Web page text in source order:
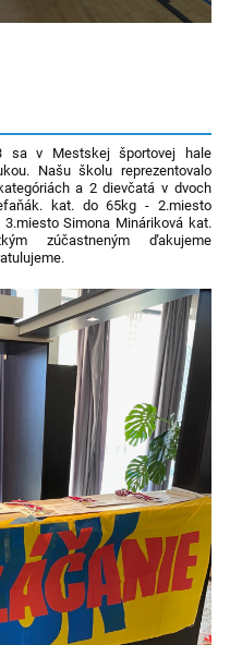
sa v Mestskej športovej hale
Našu školu reprezentovalo
a 2 dievčatá v dvoch
kat. do 65kg - 2.miesto
Simona Mináriková kat.
zúčastneným ďakujeme